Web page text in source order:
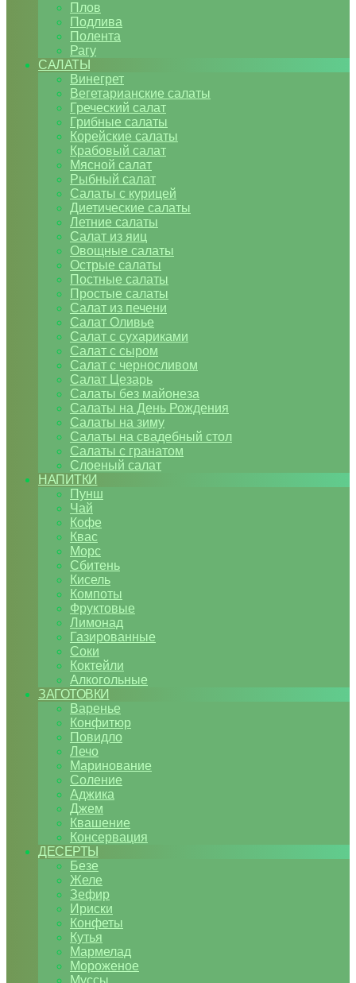
Плов
Подлива
Полента
Рагу
САЛАТЫ
Винегрет
Вегетарианские салаты
Греческий салат
Грибные салаты
Корейские салаты
Крабовый салат
Мясной салат
Рыбный салат
Салаты с курицей
Диетические салаты
Летние салаты
Салат из яиц
Овощные салаты
Острые салаты
Постные салаты
Простые салаты
Салат из печени
Салат Оливье
Салат с сухариками
Салат с сыром
Салат с черносливом
Салат Цезарь
Салаты без майонеза
Салаты на День Рождения
Салаты на зиму
Салаты на свадебный стол
Салаты с гранатом
Слоеный салат
НАПИТКИ
Пунш
Чай
Кофе
Квас
Морс
Сбитень
Кисель
Компоты
Фруктовые
Лимонад
Газированные
Соки
Коктейли
Алкогольные
ЗАГОТОВКИ
Варенье
Конфитюр
Повидло
Лечо
Маринование
Соление
Аджика
Джем
Квашение
Консервация
ДЕСЕРТЫ
Безе
Желе
Зефир
Ириски
Конфеты
Кутья
Мармелад
Мороженое
Муссы